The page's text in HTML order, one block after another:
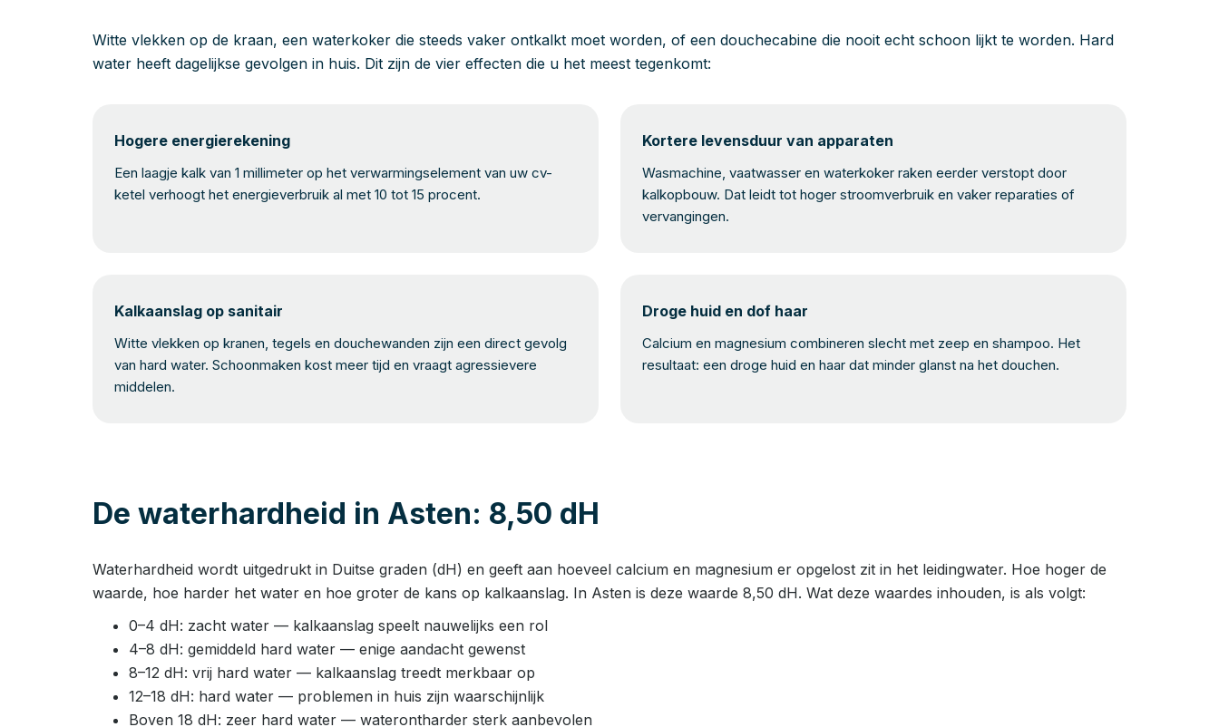
Witte vlekken op de kraan, een waterkoker die steeds vaker ontkalkt moet worden, of een douchecabine die nooit echt schoon lijkt te worden. Hard
water heeft dagelijkse gevolgen in huis. Dit zijn de vier effecten die u het meest tegenkomt:
Hogere energierekening
Een laagje kalk van 1 millimeter op het verwarmingselement van uw cv-
ketel verhoogt het energieverbruik al met 10 tot 15 procent.
Kortere levensduur van apparaten
Wasmachine, vaatwasser en waterkoker raken eerder verstopt door
kalkopbouw. Dat leidt tot hoger stroomverbruik en vaker reparaties of
vervangingen.
Kalkaanslag op sanitair
Witte vlekken op kranen, tegels en douchewanden zijn een direct gevolg
van hard water. Schoonmaken kost meer tijd en vraagt agressievere
middelen.
Droge huid en dof haar
Calcium en magnesium combineren slecht met zeep en shampoo. Het
resultaat: een droge huid en haar dat minder glanst na het douchen.
De waterhardheid in Asten: 8,50 dH
Waterhardheid wordt uitgedrukt in Duitse graden (dH) en geeft aan hoeveel calcium en magnesium er opgelost zit in het leidingwater. Hoe hoger de
waarde, hoe harder het water en hoe groter de kans op kalkaanslag. In Asten is deze waarde 8,50 dH. Wat deze waardes inhouden, is als volgt:
0–4 dH: zacht water — kalkaanslag speelt nauwelijks een rol
4–8 dH: gemiddeld hard water — enige aandacht gewenst
8–12 dH: vrij hard water — kalkaanslag treedt merkbaar op
12–18 dH: hard water — problemen in huis zijn waarschijnlijk
Boven 18 dH: zeer hard water — waterontharder sterk aanbevolen